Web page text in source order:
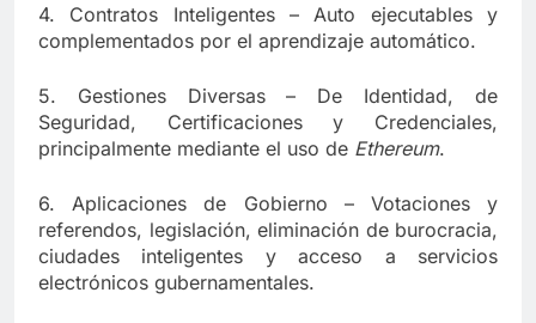
4. Contratos Inteligentes – Auto ejecutables y
complementados por el aprendizaje automático.
5. Gestiones Diversas – De Identidad, de
Seguridad, Certificaciones y Credenciales,
principalmente mediante el uso de Ethereum.
6. Aplicaciones de Gobierno – Votaciones y
referendos, legislación, eliminación de burocracia,
ciudades inteligentes y acceso a servicios
electrónicos gubernamentales.